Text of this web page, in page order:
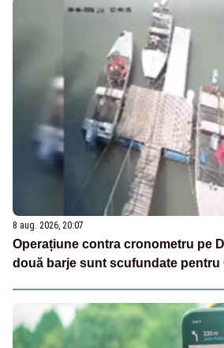
8 aug. 2026, 20:07
Operațiune contra cronometru pe
două barje sunt scufundate pentru